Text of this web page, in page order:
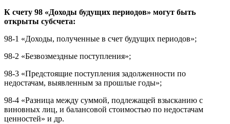
К счету 98 «Доходы будущих периодов» могут быть
открыты субсчета:
98-1 «Доходы, полученные в счет будущих периодов»;
98-2 «Безвозмездные поступления»;
98-3 «Предстоящие поступления задолженности по
недостачам, выявленным за прошлые годы»;
98-4 «Разница между суммой, подлежащей взысканию с
виновных лиц, и балансовой стоимостью по недостачам
ценностей» и др.